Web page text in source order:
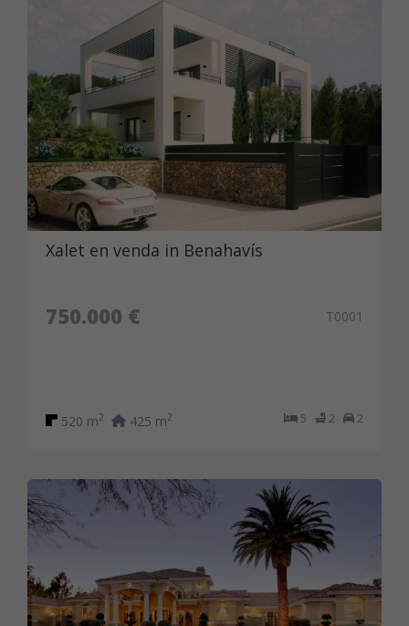
Xalet en venda in Benahavís
750.000 € T0001
5 2 2
520 m2 425 m2